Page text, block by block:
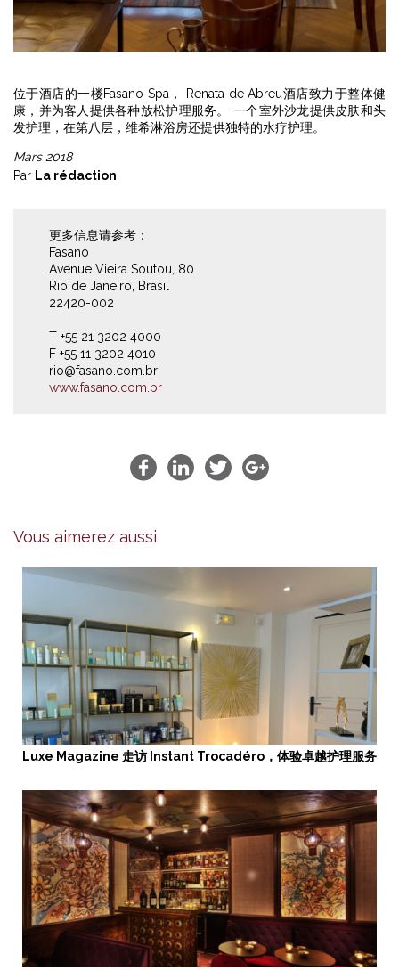
位于酒店的一楼Fasano Spa， Renata de Abreu酒店致力于整体健
康，并为客人提供各种放松护理服务。 一个室外沙龙提供皮肤和头
发护理，在第八层，维希淋浴房还提供独特的水疗护理。
Mars 2018
Par La rédaction
更多信息请参考：
Fasano
Avenue Vieira Soutou, 80
Rio de Janeiro, Brasil
22420-002
T +55 21 3202 4000
F +55 11 3202 4010
rio@fasano.com.br
www.fasano.com.br
Vous aimerez aussi
Luxe Magazine 走访 Instant Trocadéro，体验卓越护理服务